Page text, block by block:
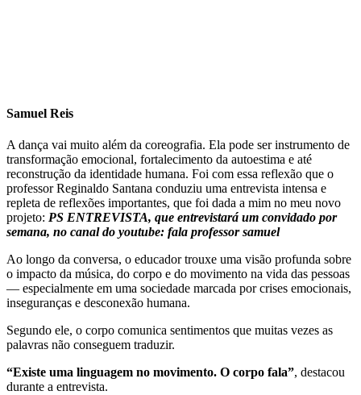
Samuel Reis
A dança vai muito além da coreografia. Ela pode ser instrumento de
transformação emocional, fortalecimento da autoestima e até
reconstrução da identidade humana. Foi com essa reflexão que o
professor Reginaldo Santana conduziu uma entrevista intensa e
repleta de reflexões importantes, que foi dada a mim no meu novo
projeto: PS ENTREVISTA, que entrevistará um convidado por
semana, no canal do youtube: fala professor samuel
Ao longo da conversa, o educador trouxe uma visão profunda sobre
o impacto da música, do corpo e do movimento na vida das pessoas
— especialmente em uma sociedade marcada por crises emocionais,
inseguranças e desconexão humana.
Segundo ele, o corpo comunica sentimentos que muitas vezes as
palavras não conseguem traduzir.
“Existe uma linguagem no movimento. O corpo fala”, destacou
durante a entrevista.